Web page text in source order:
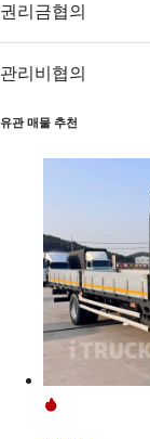
권리금협의
관리비 협의
유관 매물 추천